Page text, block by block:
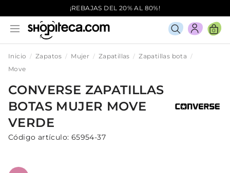
¡REBAJAS DEL 20% AL 80%!
0
Inicio Zapatos Mujer Zapatillas
Zapatillas bota
Move
CONVERSE ZAPATILLAS
BOTAS MUJER MOVE
VERDE
Código artículo: 65954-37